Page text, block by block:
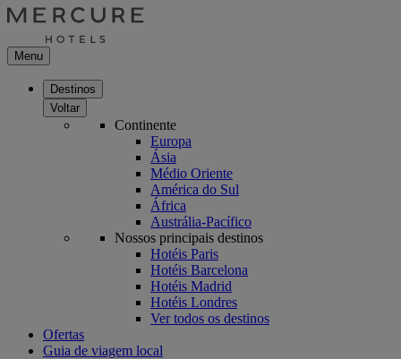
Menu
Destinos
Voltar
Continente
Europa
Ásia
Médio Oriente
América do Sul
África
Austrália-Pacífico
Nossos principais destinos
Hotéis Paris
Hotéis Barcelona
Hotéis Madrid
Hotéis Londres
Ver todos os destinos
Ofertas
Guia de viagem local